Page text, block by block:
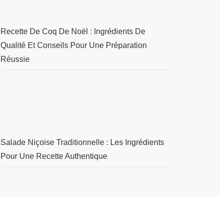
Recette De Coq De Noël : Ingrédients De
Qualité Et Conseils Pour Une Préparation
Réussie
Salade Niçoise Traditionnelle : Les Ingrédients
Pour Une Recette Authentique